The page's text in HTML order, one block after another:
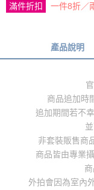
滿件折扣 一件8折／
產品說明
商品追加時
追加期間若不
非套裝販售商
商品皆由專業
外拍會因為室內